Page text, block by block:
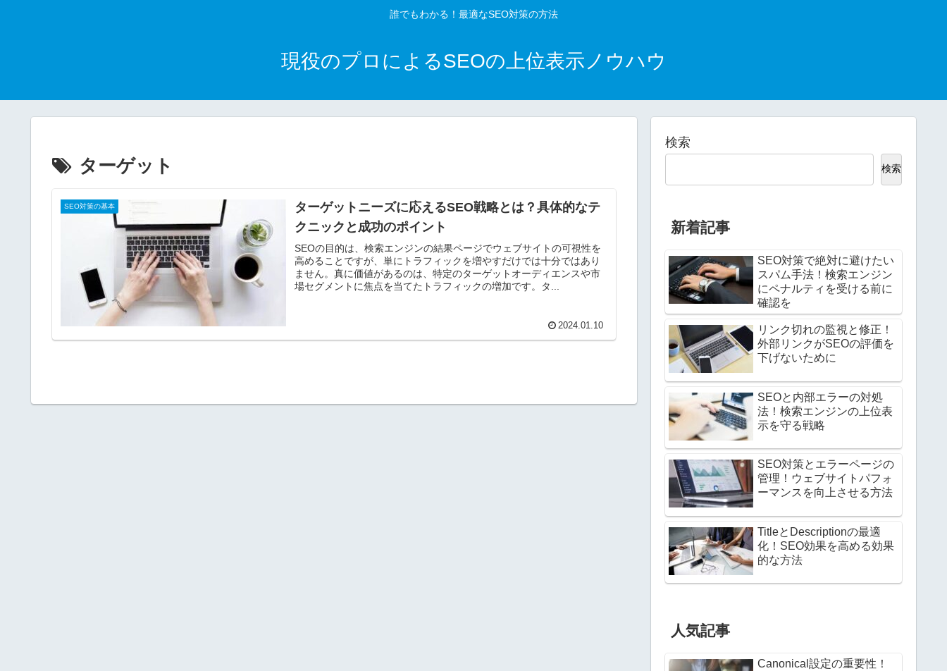
誰でもわかる！最適なSEO対策の方法
現役のプロによるSEOの上位表示ノウハウ
ターゲット
SEO対策の基本
ターゲットニーズに応えるSEO戦略とは？具体的なテ
クニックと成功のポイント
SEOの目的は、検索エンジンの結果ページでウェブサイトの可視性を
高めることですが、単にトラフィックを増やすだけでは十分ではあり
ません。真に価値があるのは、特定のターゲットオーディエンスや市
場セグメントに焦点を当てたトラフィックの増加です。タ...
2024.01.10
検索
検索
新着記事
SEO対策で絶対に避けたい
スパム手法！検索エンジン
にペナルティを受ける前に
確認を
リンク切れの監視と修正！
外部リンクがSEOの評価を
下げないために
SEOと内部エラーの対処
法！検索エンジンの上位表
示を守る戦略
SEO対策とエラーページの
管理！ウェブサイトパフォ
ーマンスを向上させる方法
TitleとDescriptionの最適
化！SEO効果を高める効果
的な方法
人気記事
Canonical設定の重要性！